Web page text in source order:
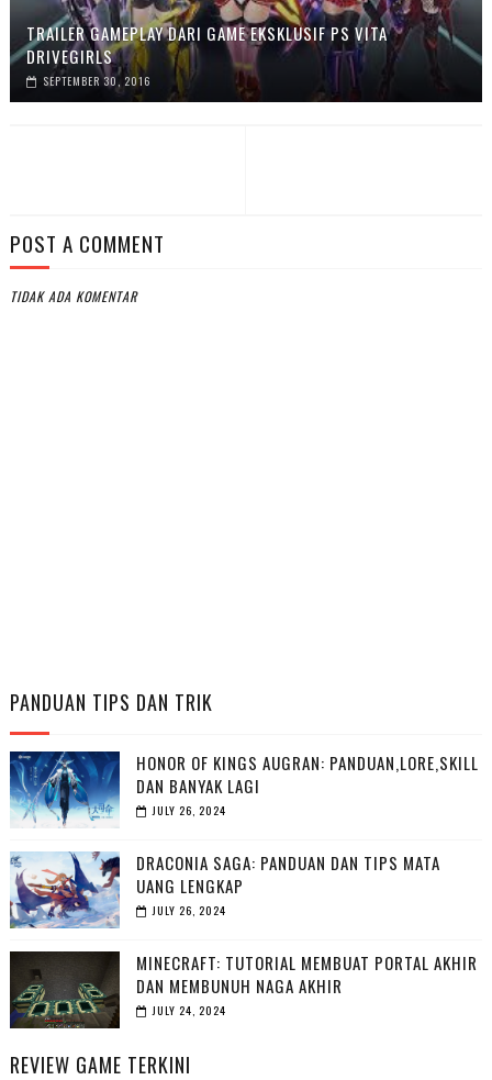
TRAILER GAMEPLAY DARI GAME EKSKLUSIF PS VITA
DRIVEGIRLS
SEPTEMBER 30, 2016
POST A COMMENT
TIDAK ADA KOMENTAR
PANDUAN TIPS DAN TRIK
HONOR OF KINGS AUGRAN: PANDUAN,LORE,SKILL
DAN BANYAK LAGI
JULY 26, 2024
DRACONIA SAGA: PANDUAN DAN TIPS MATA
UANG LENGKAP
JULY 26, 2024
MINECRAFT: TUTORIAL MEMBUAT PORTAL AKHIR
DAN MEMBUNUH NAGA AKHIR
JULY 24, 2024
REVIEW GAME TERKINI